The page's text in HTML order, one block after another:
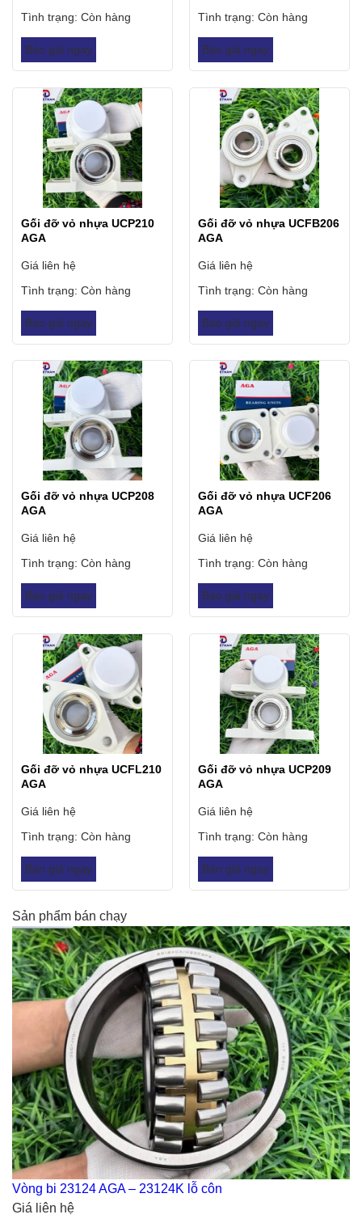
Tình trạng: Còn hàng
Báo giá ngay
Tình trạng: Còn hàng
Báo giá ngay
Gối đỡ vỏ nhựa UCP210
AGA
Giá liên hệ
Tình trạng: Còn hàng
Báo giá ngay
Gối đỡ vỏ nhựa UCFB206
AGA
Giá liên hệ
Tình trạng: Còn hàng
Báo giá ngay
Gối đỡ vỏ nhựa UCP208
AGA
Giá liên hệ
Tình trạng: Còn hàng
Báo giá ngay
Gối đỡ vỏ nhựa UCF206
AGA
Giá liên hệ
Tình trạng: Còn hàng
Báo giá ngay
Gối đỡ vỏ nhựa UCFL210
AGA
Giá liên hệ
Tình trạng: Còn hàng
Báo giá ngay
Gối đỡ vỏ nhựa UCP209
AGA
Giá liên hệ
Tình trạng: Còn hàng
Báo giá ngay
Sản phẩm bán chạy
Vòng bi 23124 AGA – 23124K lỗ côn
Giá liên hệ